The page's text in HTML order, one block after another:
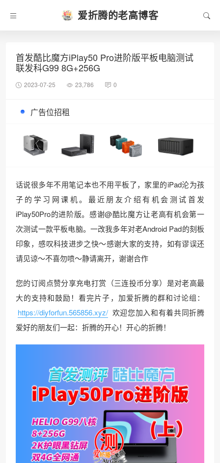
爱折腾的老高博客
首发酷比魔方iPlay50 Pro进阶版平板电脑测试
联发科G99 8G+256G
2023-07-25 23,786 0
广告位招租
话说很多年不用笔记本也不用平板了，家里的iPad沦为孩
子的学习网课机。最近朋友介绍有机会测试首发
iPlay50Pro的进阶版。感谢@酷比魔方让老高有机会第一
次测试一款平板电脑。一改我多年对老Android Pad的刻板
印象，感叹科技进步之快～感谢大家的支持，如有谬误还
请见谅～不喜勿喷～静请离开，谢谢合作
您的订阅点赞分享充电打赏（三连投币分享）是对老高最
大的支持和鼓励！看完片子，加爱折腾的群和讨论组：
https://diyforfun.565856.xyz/ 欢迎您加入和有着共同折腾
爱好的朋友们一起：折腾的开心！开心的折腾！